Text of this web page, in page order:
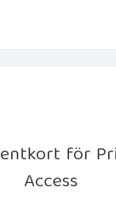
för
Access